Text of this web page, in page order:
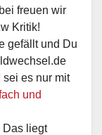
freuen wir
Kritik!
gefällt und Du
sei es nur mit
und
Das liegt